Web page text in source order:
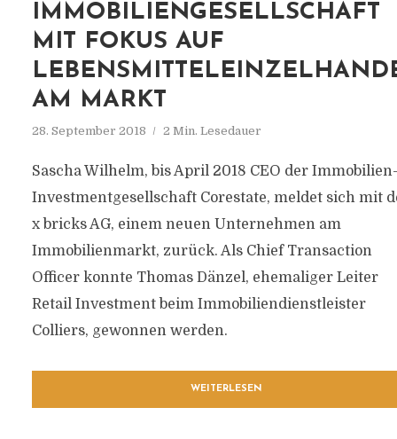
IMMOBILIENGESELLSCHAFT
MIT FOKUS AUF
AM MARKT
28. September 2018 2 Min. Lesedauer
Sascha Wilhelm, bis April 2018 CEO der Immobilien-
Investmentgesellschaft Corestate, meldet sich mit
x bricks AG, einem neuen Unternehmen am
Immobilienmarkt, zurück. Als Chief Transaction
Officer konnte Thomas Dänzel, ehemaliger Leiter
Retail Investment beim Immobiliendienstleister
Colliers, gewonnen werden.
WEITERLESEN